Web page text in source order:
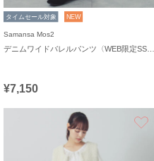
タイムセール対象 NEW
Samansa Mos2
¥7,150